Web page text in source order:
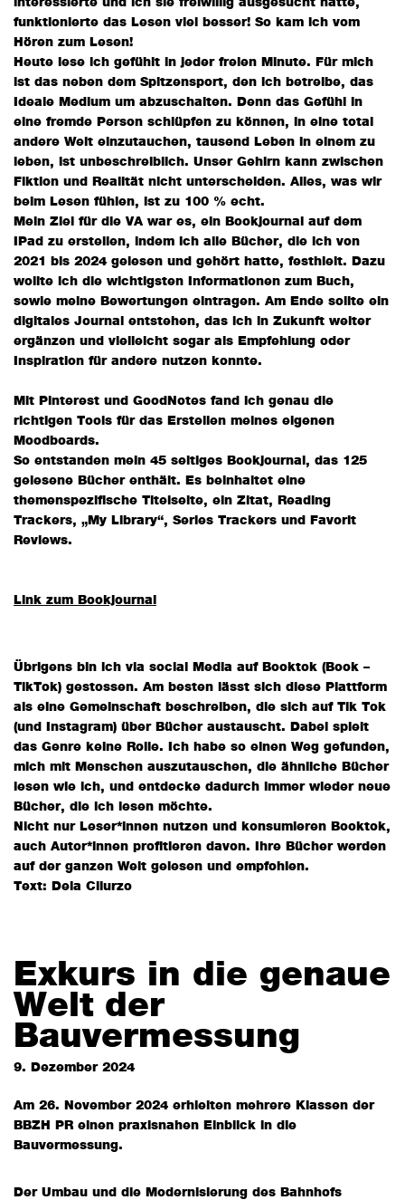
funktionierte das Lesen viel besser! So kam ich vom
Hören zum Lesen!
Heute lese ich gefühlt in jeder freien Minute. Für mich
ist das neben dem Spitzensport, den ich betreibe, das
Ideale Medium um abzuschalten. Denn das Gefühl in
eine fremde Person schlüpfen zu können, in eine total
andere Welt einzutauchen, tausend Leben in einem zu
leben, ist unbeschreiblich. Unser Gehirn kann zwischen
Fiktion und Realität nicht unterscheiden. Alles, was wir
beim Lesen fühlen, ist zu 100 % echt.
Mein Ziel für die VA war es, ein Bookjournal auf dem
IPad zu erstellen, indem ich alle Bücher, die ich von
2021 bis 2024 gelesen und gehört hatte, festhielt. Dazu
wollte ich die wichtigsten Informationen zum Buch,
sowie meine Bewertungen eintragen. Am Ende sollte ein
digitales Journal entstehen, das ich in Zukunft weiter
ergänzen und vielleicht sogar als Empfehlung oder
Inspiration für andere nutzen konnte.
Mit Pinterest und GoodNotes fand ich genau die
richtigen Tools für das Erstellen meines eigenen
Moodboards.
So entstanden mein 45 seitiges Bookjournal, das 125
gelesene Bücher enthält. Es beinhaltet eine
themenspezifische Titelseite, ein Zitat, Reading
Trackers, „My Library“, Series Trackers und Favorit
Reviews.
Link zum Bookjournal
Übrigens bin ich via social Media auf Booktok (Book –
TikTok) gestossen. Am besten lässt sich diese Plattform
als eine Gemeinschaft beschreiben, die sich auf Tik Tok
(und Instagram) über Bücher austauscht. Dabei spielt
das Genre keine Rolle. Ich habe so einen Weg gefunden,
mich mit Menschen auszutauschen, die ähnliche Bücher
lesen wie ich, und entdecke dadurch immer wieder neue
Bücher, die ich lesen möchte.
Nicht nur Leser*innen nutzen und konsumieren Booktok,
auch Autor*innen profitieren davon. Ihre Bücher werden
auf der ganzen Welt gelesen und empfohlen.
Text: Dela Cilurzo
Exkurs in die genaue
Welt der
Bauvermessung
9. Dezember 2024
Am 26. November 2024 erhielten mehrere Klassen der
BBZH PR einen praxisnahen Einblick in die
Bauvermessung.
Der Umbau und die Modernisierung des Bahnhofs